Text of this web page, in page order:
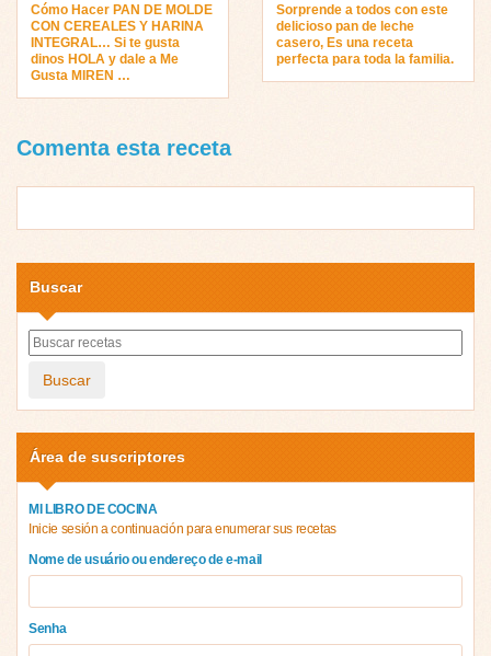
Cómo Hacer PAN DE MOLDE
CON CEREALES Y HARINA
INTEGRAL… Si te gusta
dinos HOLA y dale a Me
Gusta MIREN …
Sorprende a todos con este
delicioso pan de leche
casero, Es una receta
perfecta para toda la familia.
Comenta esta receta
Buscar
Buscar
Área de suscriptores
MI LIBRO DE COCINA
Inicie sesión a continuación para enumerar sus recetas
Nome de usuário ou endereço de e-mail
Senha